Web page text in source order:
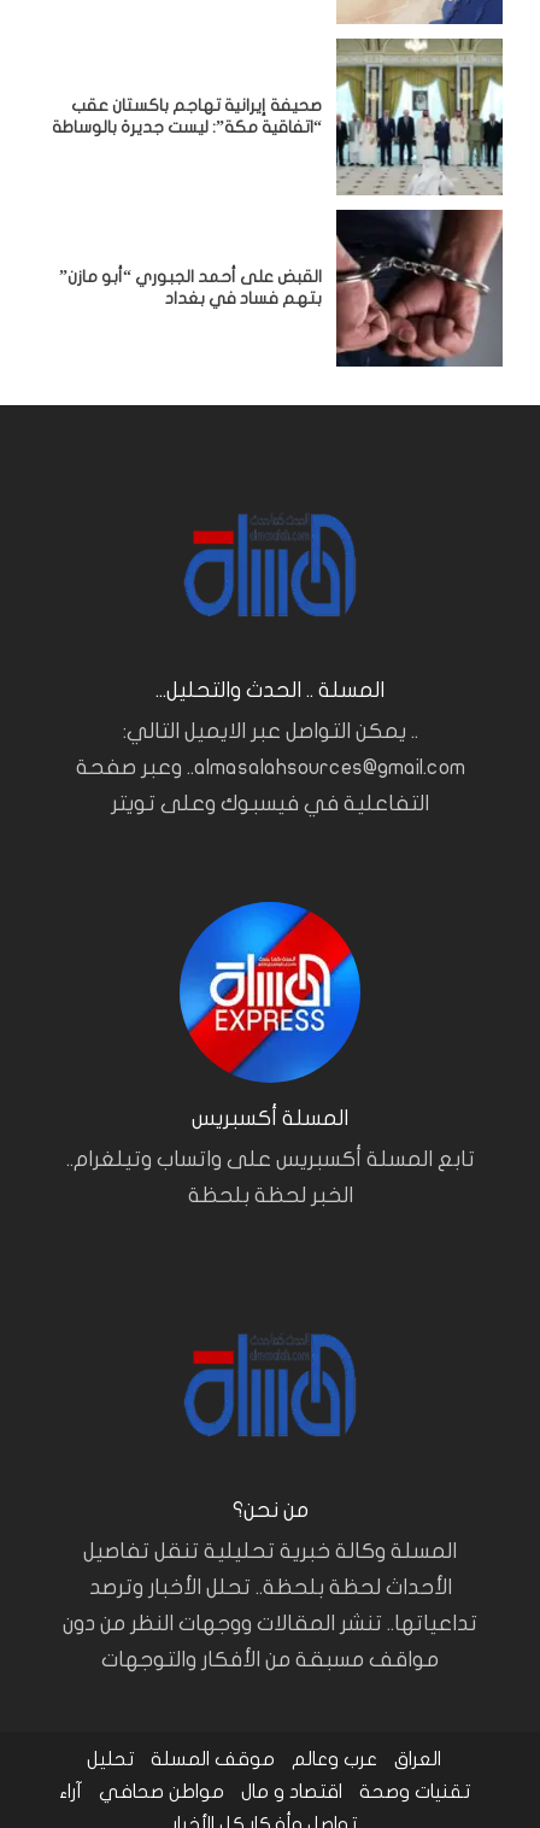
صحيفة إيرانية تهاجم باكستان عقب
“اتفاقية مكة”: ليست جديرة بالوساطة
القبض على أحمد الجبوري “أبو مازن”
بتهم فساد في بغداد
المسلة .. الحدث والتحليل...
.. يمكن التواصل عبر الايميل التالي:
almasalahsources@gmail.com.. وعبر صفحة
التفاعلية في فيسبوك وعلى تويتر
المسلة أكسبريس
تابع المسلة أكسبريس على واتساب وتيلغرام..
الخبر لحظة بلحظة
من نحن؟
المسلة وكالة خبرية تحليلية تنقل تفاصيل
الأحداث لحظة بلحظة.. تحلل الأخبار وترصد
تداعياتها.. تنشر المقالات ووجهات النظر من دون
مواقف مسبقة من الأفكار والتوجهات
العراق عرب وعالم موقف المسلة
تحليل
تقنيات وصحة
اقتصاد و مال مواطن صحافي
آراء
تواصل وأفكار كل الأخبار